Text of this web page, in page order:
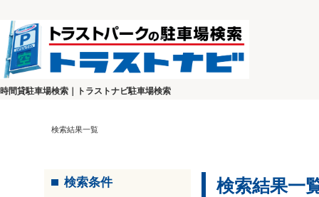
時間貸駐車場検索｜トラストナビ駐車場検索
検索結果一覧
検索条件 検索結果一